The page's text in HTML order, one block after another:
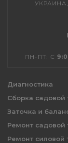
ПН-ПТ: С
Диагностика
Сборка садовой
Заточка и
Ремонт садовой
Ремонт силовой